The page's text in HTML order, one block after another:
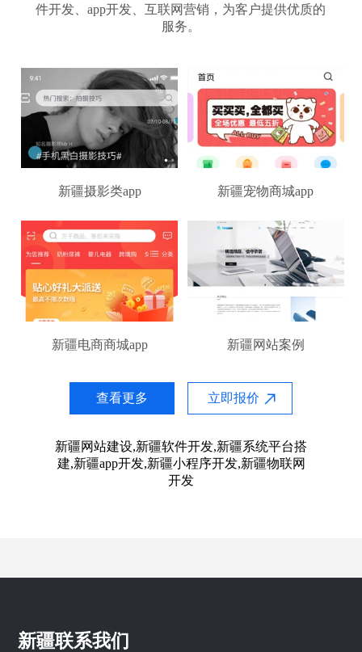
件开发、app开发、互联网营销，为客户提供优质的
服务。
新疆摄影类app 新疆宠物商城app
新疆电商商城app 新疆网站案例
查看更多 立即报价
新疆网站建设,新疆软件开发,新疆系统平台搭
建,新疆app开发,新疆小程序开发,新疆物联网
开发
新疆联系我们